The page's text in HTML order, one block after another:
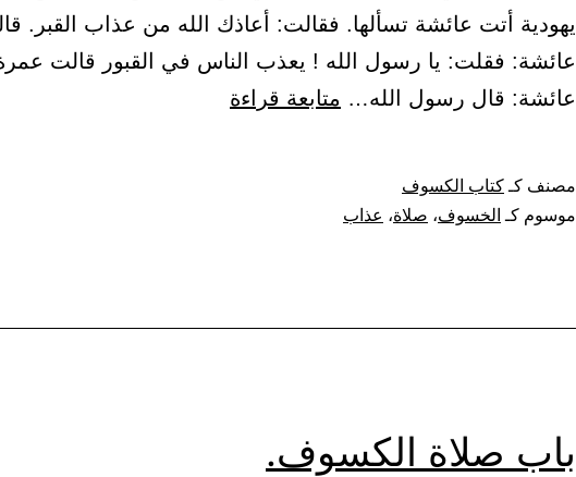
يهودية أتت عائشة تسألها. فقالت: أعاذك الله من عذاب القبر.
عائشة: فقلت: يا رسول الله ! يعذب الناس في القبور قالت
عائشة: قال رسول الله… متابعة قراءة
مصنف كـ كتاب الكسوف
موسوم كـ الخسوف، صلاة، عذاب
باب صلاة الكسوف.